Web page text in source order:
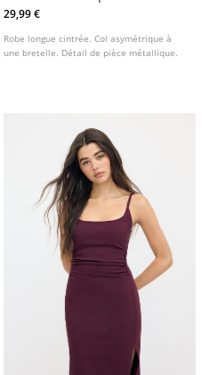
29,99 €
Robe longue cintrée. Col asymétrique à
une bretelle. Détail de pièce métallique.